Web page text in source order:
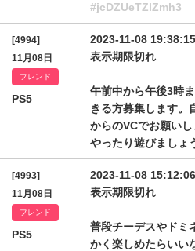
#jcDZUeTZlZmh3
[4994]
11月08日
フレンド
PS5
2023-11-08 19:38:15
表示期限切れ
午前中から午後3時
きる方募集します。
からのVCでお願い
やったり遊びましょ
[4993]
11月08日
フレンド
PS5
2023-11-08 15:12:06
表示期限切れ
普段チーデスやドミ
かく楽しめたらいい